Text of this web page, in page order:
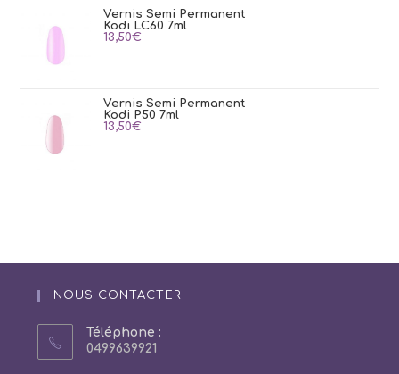
Vernis Semi Permanent
Kodi LC60 7ml
13,50€
Vernis Semi Permanent
Kodi P50 7ml
13,50€
NOUS CONTACTER
Téléphone :
0499639921